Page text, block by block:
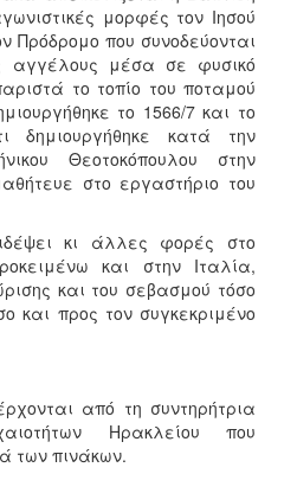
μορφές τον Ιησού
Πρόδρομο που συνοδεύονται
αγγέλους μέσα σε φυσικό
το τοπίο του ποταμού
το 1566/7 και το
δημιουργήθηκε κατά την
Θεοτοκόπουλου στην
στο εργαστήριο του
κι άλλες φορές στο
και στην Ιταλία,
και του σεβασμού τόσο
και προς τον συγκεκριμένο
από τη συντηρήτρια
Ηρακλείου που
των πινάκων.